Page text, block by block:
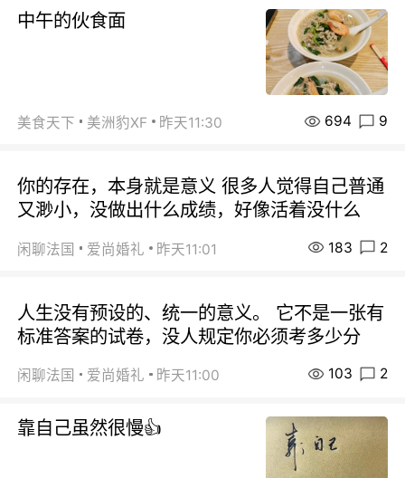
中午的伙食面
美食天下 美洲豹XF 昨天11:30 694 9
你的存在，本身就是意义 很多人觉得自己普通
又渺小，没做出什么成绩，好像活着没什么
闲聊法国 爱尚婚礼 昨天11:01 183 2
人生没有预设的、统一的意义。 它不是一张有
标准答案的试卷，没人规定你必须考多少分
闲聊法国 爱尚婚礼 昨天11:00 103 2
靠自己虽然很慢👍